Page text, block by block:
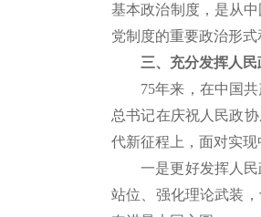
基本政治制度，是从
党制度的重要政治形
三、充分发挥人
75年来，在中国
总书记在庆祝人民政
代新征程上，面对实
一是更好发挥人
站位、强化理论武装